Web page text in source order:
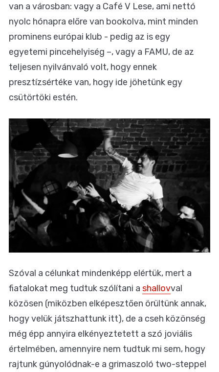
van a városban: vagy a Café V Lese, ami nettó
nyolc hónapra előre van bookolva, mint minden
prominens európai klub - pedig az is egy
egyetemi pincehelyiség –, vagy a FAMU, de az
teljesen nyilvánvaló volt, hogy ennek
presztízsértéke van, hogy ide jöhetünk egy
csütörtöki estén.
Szóval a célunkat mindenképp elértük, mert a
fiatalokat meg tudtuk szólítani a shallovval
közösen (miközben elképesztően örültünk annak,
hogy velük játszhattunk itt), de a cseh közönség
még épp annyira elkényeztetett a szó joviális
értelmében, amennyire nem tudtuk mi sem, hogy
rajtunk gúnyolódnak-e a grimaszoló two-steppel